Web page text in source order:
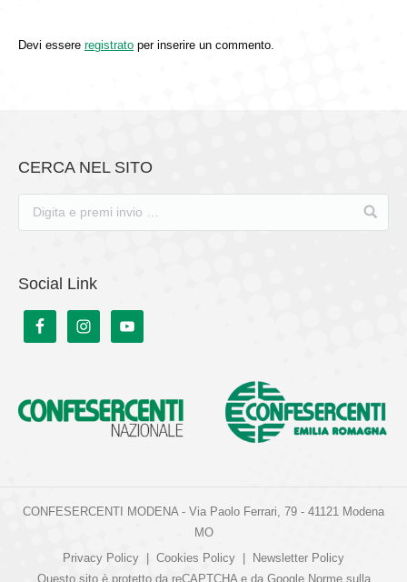
Devi essere registrato per inserire un commento.
CERCA NEL SITO
Social Link
CONFESERCENTI MODENA - Via Paolo Ferrari, 79 - 41121 Modena
MO
Privacy Policy
Cookies Policy
Newsletter Policy
Questo sito è protetto da reCAPTCHA e da Google Norme sulla